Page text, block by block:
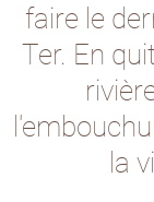
faire le
Ter. En
la